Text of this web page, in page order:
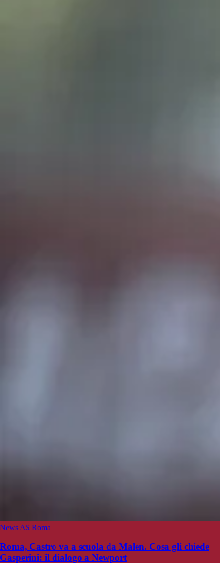
News AS Roma
Roma, Castro va a scuola da Malen. Cosa gli chiede
Gasperini: il dialogo a Newport